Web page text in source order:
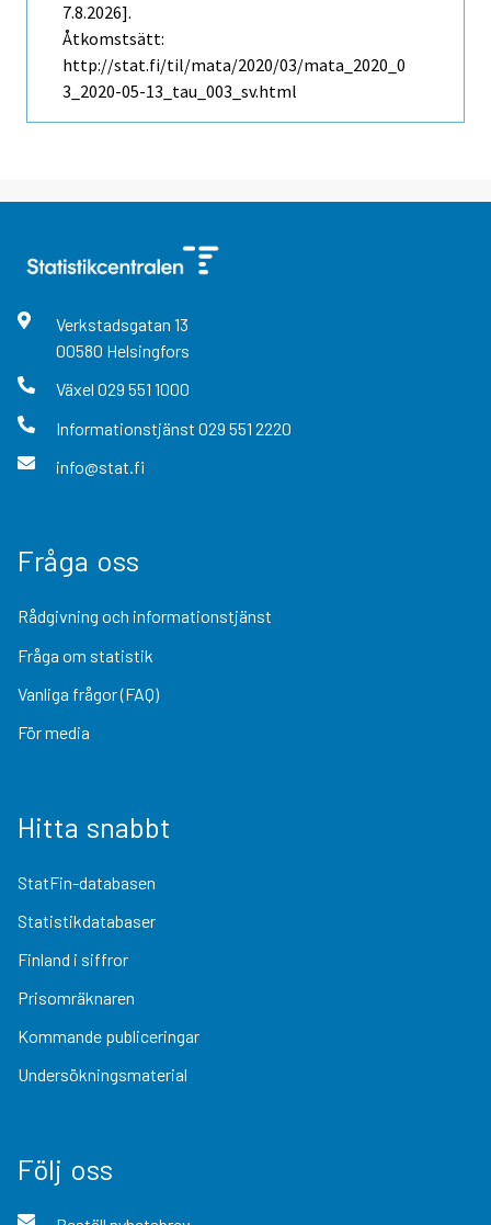
7.8.2026].
Åtkomstsätt:
http://stat.fi/til/mata/2020/03/mata_2020_0
3_2020-05-13_tau_003_sv.html
Verkstadsgatan 13
00580 Helsingfors
Växel 029 551 1000
Informationstjänst 029 551 2220
info@stat.fi
Fråga oss
Rådgivning och informationstjänst
Fråga om statistik
Vanliga frågor (FAQ)
För media
Hitta snabbt
StatFin-databasen
Statistikdatabaser
Finland i siffror
Prisomräknaren
Kommande publiceringar
Undersökningsmaterial
Följ oss